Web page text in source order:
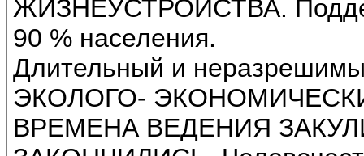
ЖИЗНЕУСТРОЙСТВА.
90 % населения.
Длительный и
ЭКОЛОГО-
ВРЕМЕНА ВЕДЕНИЯ